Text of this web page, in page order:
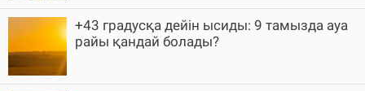
+43 градусқа дейін ысиды: 9 тамызда ауа
райы қандай болады?